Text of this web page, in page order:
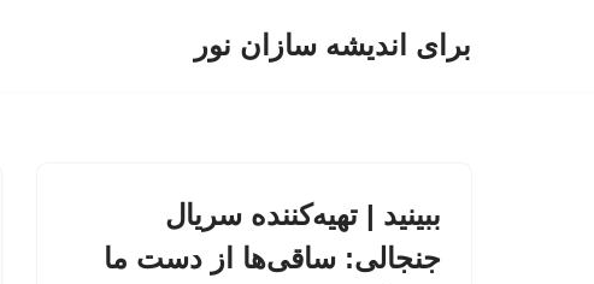
برای اندیشه سازان نور
ببینید | تهیه‌کننده سریال
جنجالی: ساقی‌ها از دست ما